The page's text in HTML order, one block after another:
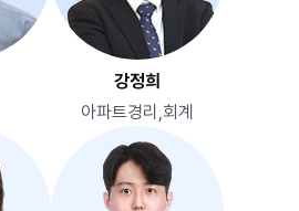
강정희
아파트경리,회계